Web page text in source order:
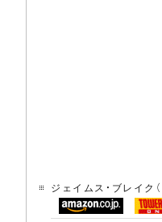
ジェイムス・ブレイク